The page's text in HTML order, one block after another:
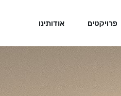
פרויקטים אודותינו